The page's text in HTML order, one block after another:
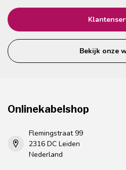
Bekijk onze
Onlinekabelshop
Flemingstraat 99
2316 DC Leiden
Nederland